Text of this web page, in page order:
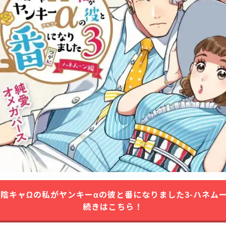
キャΩの私がヤンキーαの彼と番になりました3-ハネム
続きはこちら！